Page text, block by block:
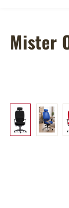
Mister
Bildergalerie